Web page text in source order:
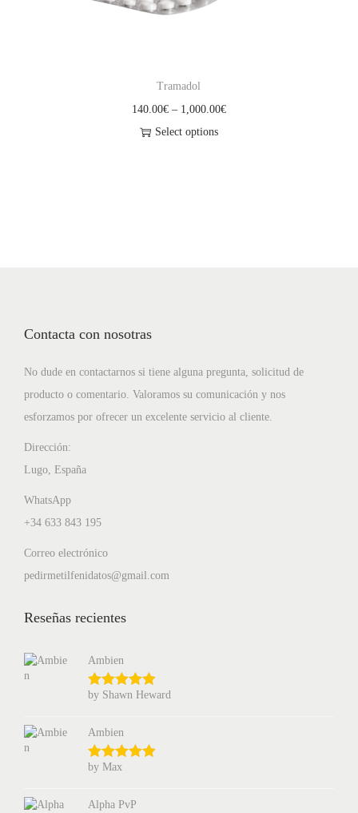
Tramadol
140.00€ – 1,000.00€
Select options
Contacta con nosotras
No dude en contactarnos si tiene alguna pregunta, solicitud de
producto o comentario. Valoramos su comunicación y nos
esforzamos por ofrecer un excelente servicio al cliente.
Dirección:
Lugo, España
WhatsApp
+34 633 843 195
Correo electrónico
pedirmetilfenidatos@gmail.com
Reseñas recientes
Ambien
by Shawn Heward
Ambien
by Max
Alpha PvP